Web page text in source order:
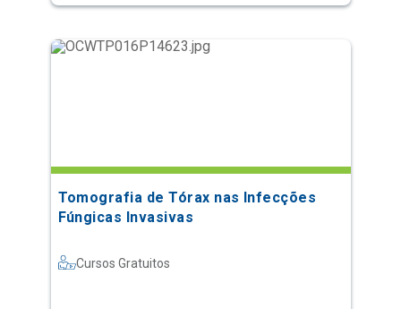
Tomografia de Tórax nas Infecções
Fúngicas Invasivas
Cursos Gratuitos